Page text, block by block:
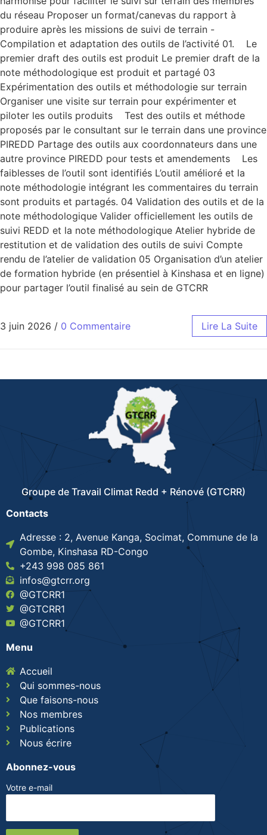
du réseau Proposer un format/canevas du rapport à
produire après les missions de suivi de terrain -
Compilation et adaptation des outils de l’activité 01. Le
premier draft des outils est produit Le premier draft de la
note méthodologique est produit et partagé 03
Expérimentation des outils et méthodologie sur terrain
Organiser une visite sur terrain pour expérimenter et
piloter les outils produits Test des outils et méthode
proposés par le consultant sur le terrain dans une province
PIREDD Partage des outils aux coordonnateurs dans une
autre province PIREDD pour tests et amendements Les
faiblesses de l’outil sont identifiés L’outil amélioré et la
note méthodologie intégrant les commentaires du terrain
sont produits et partagés. 04 Validation des outils et de la
note méthodologique Valider officiellement les outils de
suivi REDD et la note méthodologique Atelier hybride de
restitution et de validation des outils de suivi Compte
rendu de l’atelier de validation 05 Organisation d’un atelier
de formation hybride (en présentiel à Kinshasa et en ligne)
pour partager l’outil finalisé au sein de GTCRR
3 juin 2026 / 0 Commentaire Lire La Suite
Groupe de Travail Climat Redd + Rénové (GTCRR)
Contacts
Adresse : 2, Avenue Kanga, Socimat, Commune de la
Gombe, Kinshasa RD-Congo
+243 998 085 861
infos@gtcrr.org
@GTCRR1
@GTCRR1
@GTCRR1
Menu
Accueil
Qui sommes-nous
Que faisons-nous
Nos membres
Publications
Nous écrire
Abonnez-vous
Votre e-mail